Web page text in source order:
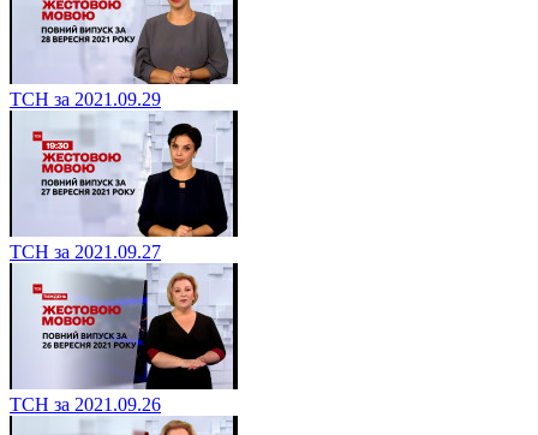
ТСН за 2021.09.29
ТСН за 2021.09.27
ТСН за 2021.09.26